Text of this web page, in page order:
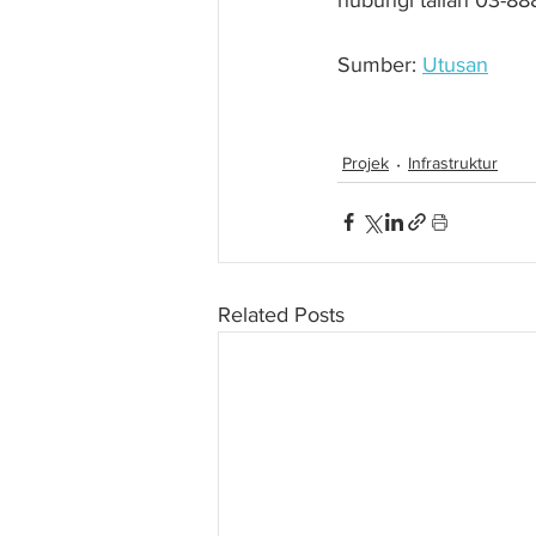
Sumber: Utusan
Projek Infrastruktur
Related Posts